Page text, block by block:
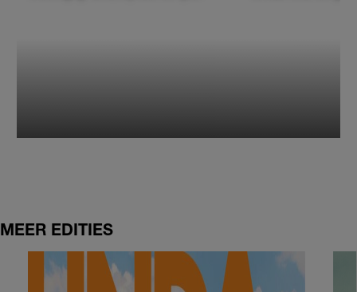
MEER EDITIES